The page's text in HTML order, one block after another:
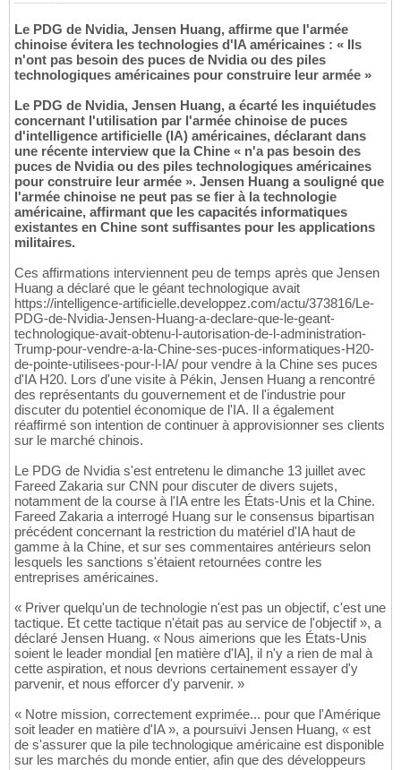
Le PDG de Nvidia, Jensen Huang, affirme que l'armée
chinoise évitera les technologies d'IA américaines : « Ils
n'ont pas besoin des puces de Nvidia ou des piles
technologiques américaines pour construire leur armée »
Le PDG de Nvidia, Jensen Huang, a écarté les inquiétudes
concernant l'utilisation par l'armée chinoise de puces
d'intelligence artificielle (IA) américaines, déclarant dans
une récente interview que la Chine « n'a pas besoin des
puces de Nvidia ou des piles technologiques américaines
pour construire leur armée ». Jensen Huang a souligné que
l'armée chinoise ne peut pas se fier à la technologie
américaine, affirmant que les capacités informatiques
existantes en Chine sont suffisantes pour les applications
militaires.
Ces affirmations interviennent peu de temps après que Jensen
Huang a déclaré que le géant technologique avait
https://intelligence-artificielle.developpez.com/actu/373816/Le-
PDG-de-Nvidia-Jensen-Huang-a-declare-que-le-geant-
technologique-avait-obtenu-l-autorisation-de-l-administration-
Trump-pour-vendre-a-la-Chine-ses-puces-informatiques-H20-
de-pointe-utilisees-pour-l-IA/ pour vendre à la Chine ses puces
d'IA H20. Lors d'une visite à Pékin, Jensen Huang a rencontré
des représentants du gouvernement et de l'industrie pour
discuter du potentiel économique de l'IA. Il a également
réaffirmé son intention de continuer à approvisionner ses clients
sur le marché chinois.
Le PDG de Nvidia s'est entretenu le dimanche 13 juillet avec
Fareed Zakaria sur CNN pour discuter de divers sujets,
notamment de la course à l'IA entre les États-Unis et la Chine.
Fareed Zakaria a interrogé Huang sur le consensus bipartisan
précédent concernant la restriction du matériel d'IA haut de
gamme à la Chine, et sur ses commentaires antérieurs selon
lesquels les sanctions s'étaient retournées contre les
entreprises américaines.
« Priver quelqu'un de technologie n'est pas un objectif, c'est une
tactique. Et cette tactique n'était pas au service de l'objectif », a
déclaré Jensen Huang. « Nous aimerions que les États-Unis
soient le leader mondial [en matière d'IA], il n'y a rien de mal à
cette aspiration, et nous devrions certainement essayer d'y
parvenir, et nous efforcer d'y parvenir. »
« Notre mission, correctement exprimée... pour que l'Amérique
soit leader en matière d'IA », a poursuivi Jensen Huang, « est
de s'assurer que la pile technologique américaine est disponible
sur les marchés du monde entier, afin que des développeurs